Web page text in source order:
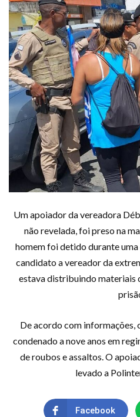
Um apoiador da vereadora
não revelada, foi preso na
homem foi detido durante
candidato a vereador da
estava distribuindo materiais
De acordo com informações,
condenado a nove anos em
de roubos e assaltos. O
levado a
Facebook